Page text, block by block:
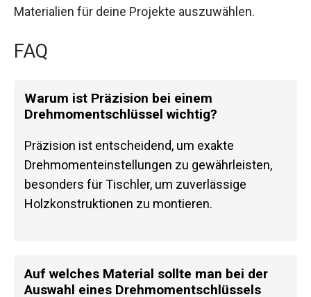
Materialien für deine Projekte auszuwählen.
FAQ
Warum ist Präzision bei einem
Drehmomentschlüssel wichtig?
Präzision ist entscheidend, um exakte
Drehmomenteinstellungen zu gewährleisten,
besonders für Tischler, um zuverlässige
Holzkonstruktionen zu montieren.
Auf welches Material sollte man bei der
Auswahl eines Drehmomentschlüssels